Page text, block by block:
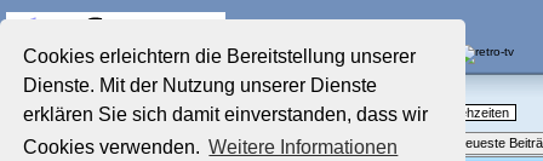
Cookies erleichtern die Bereitstellung unserer
Dienste. Mit der Nutzung unserer Dienste
erklären Sie sich damit einverstanden, dass wir
Cookies verwenden. Weitere Informationen
Startseite
Aktuelles Forum
Film-Forum
Nostalgieecke
TV-Erinnerungen an gute, alte Fernsehzeiten
Themenübersicht • Neues Thema Neueste